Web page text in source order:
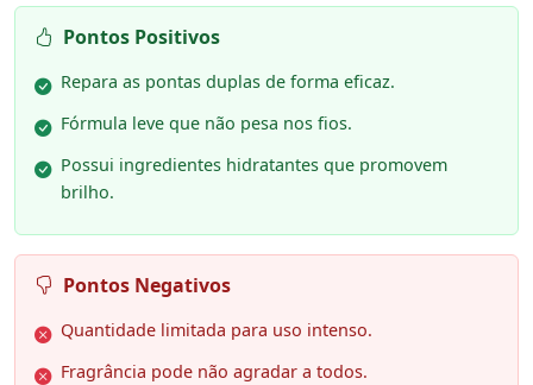
Pontos Positivos
Repara as pontas duplas de forma eficaz.
Fórmula leve que não pesa nos fios.
Possui ingredientes hidratantes que promovem
brilho.
Pontos Negativos
Quantidade limitada para uso intenso.
Fragrância pode não agradar a todos.